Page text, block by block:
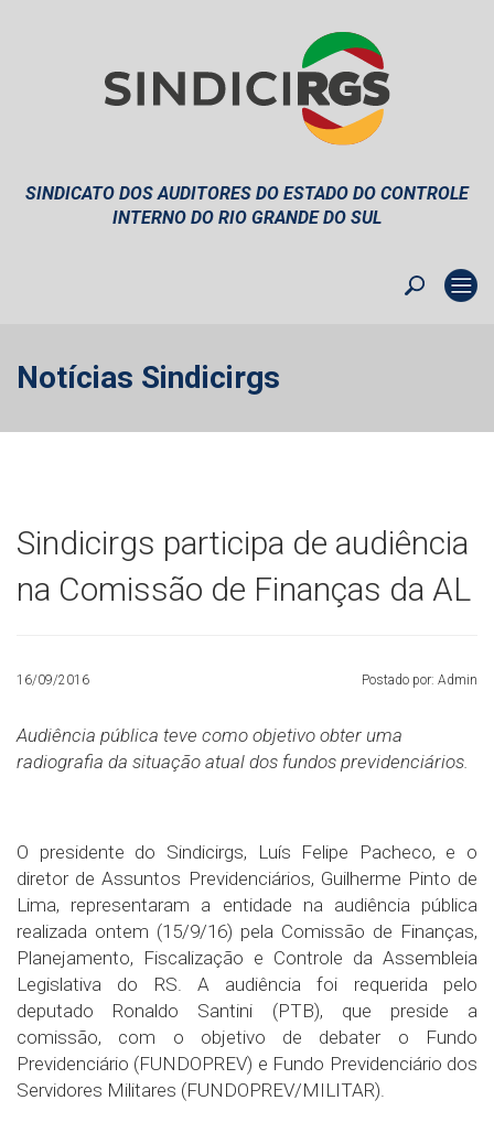
SINDICATO DOS AUDITORES DO ESTADO DO CONTROLE
INTERNO DO RIO GRANDE DO SUL
Notícias Sindicirgs
Sindicirgs participa de audiência
na Comissão de Finanças da AL
16/09/2016 Postado por: Admin
Audiência pública teve como objetivo obter uma
radiografia da situação atual dos fundos previdenciários.
O presidente do Sindicirgs, Luís Felipe Pacheco, e o
diretor de Assuntos Previdenciários, Guilherme Pinto de
Lima, representaram a entidade na audiência pública
realizada ontem (15/9/16) pela Comissão de Finanças,
Planejamento, Fiscalização e Controle da Assembleia
Legislativa do RS. A audiência foi requerida pelo
deputado Ronaldo Santini (PTB), que preside a
comissão, com o objetivo de debater o Fundo
Previdenciário (FUNDOPREV) e Fundo Previdenciário dos
Servidores Militares (FUNDOPREV/MILITAR).